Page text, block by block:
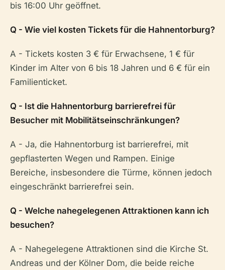
bis 16:00 Uhr geöffnet.
Q - Wie viel kosten Tickets für die Hahnentorburg?
A - Tickets kosten 3 € für Erwachsene, 1 € für
Kinder im Alter von 6 bis 18 Jahren und 6 € für ein
Familienticket.
Q - Ist die Hahnentorburg barrierefrei für
Besucher mit Mobilitätseinschränkungen?
A - Ja, die Hahnentorburg ist barrierefrei, mit
gepflasterten Wegen und Rampen. Einige
Bereiche, insbesondere die Türme, können jedoch
eingeschränkt barrierefrei sein.
Q - Welche nahegelegenen Attraktionen kann ich
besuchen?
A - Nahegelegene Attraktionen sind die Kirche St.
Andreas und der Kölner Dom, die beide reiche